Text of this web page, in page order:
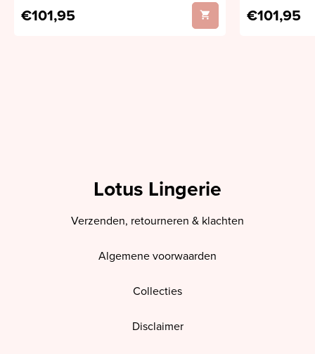
€101,95 €101,95
Lotus Lingerie
Verzenden, retourneren & klachten
Algemene voorwaarden
Collecties
Disclaimer